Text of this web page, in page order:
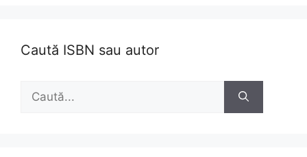
Caută ISBN sau autor
Caută